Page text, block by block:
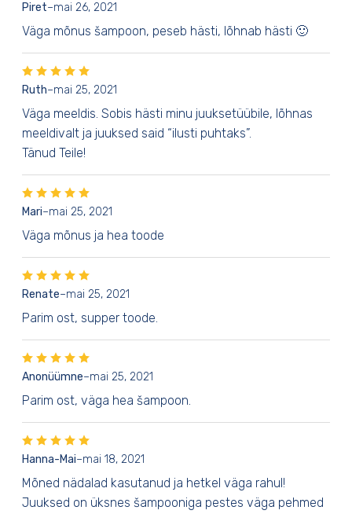
Piret–mai 26, 2021
Väga mõnus šampoon, peseb hästi, lõhnab hästi 🙂
Ruth–mai 25, 2021
Väga meeldis. Sobis hästi minu juuksetüübile, lõhnas
meeldivalt ja juuksed said “ilusti puhtaks”.
Tänud Teile!
Mari–mai 25, 2021
Väga mõnus ja hea toode
Renate–mai 25, 2021
Parim ost, supper toode.
Anonüümne–mai 25, 2021
Parim ost, väga hea šampoon.
Hanna-Mai–mai 18, 2021
Mõned nädalad kasutanud ja hetkel väga rahul!
Juuksed on üksnes šampooniga pestes väga pehmed